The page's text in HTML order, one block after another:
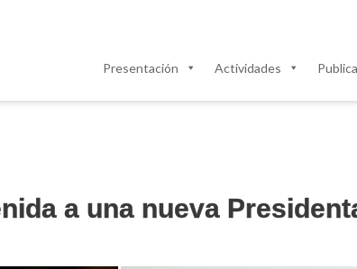
Presentación Actividades
a una nueva